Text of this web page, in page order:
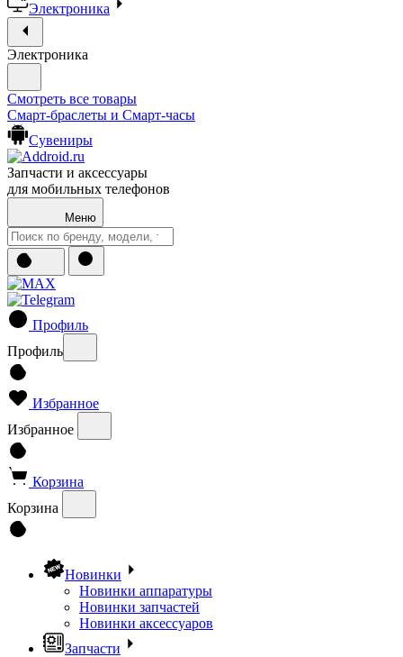
Электроника
Электроника
Смотреть все товары
Смарт-браслеты и Смарт-часы
Сувениры
Запчасти и аксессуары
для мобильных телефонов
Меню
Профиль
Профиль
Избранное
Избранное
Корзина
Корзина
Новинки
Новинки аппаратуры
Новинки запчастей
Новинки аксессуаров
Запчасти